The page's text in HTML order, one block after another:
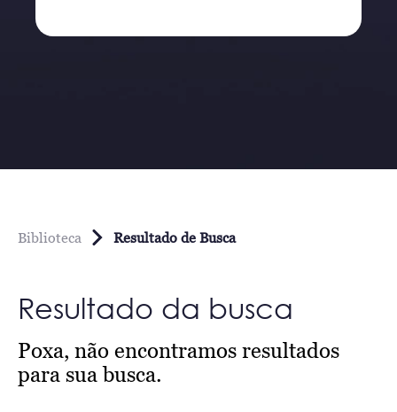
Biblioteca Resultado de Busca
Resultado da busca
Poxa, não encontramos resultados
para sua busca.